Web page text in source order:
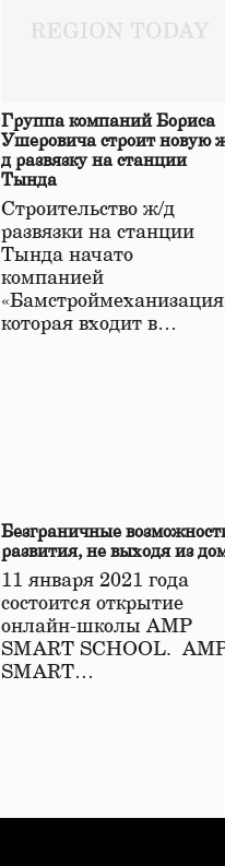
Группа компаний Бориса
Ушеровича строит новую
д развязку на станции
Тында
Строительство ж/д
развязки на станции
Тында начато
компанией
которая входит в…
Безграничные
развития, не выходя из
11 января 2021 года
состоится открытие
онлайн-школы АМР
SMART SCHOOL.
SMART…